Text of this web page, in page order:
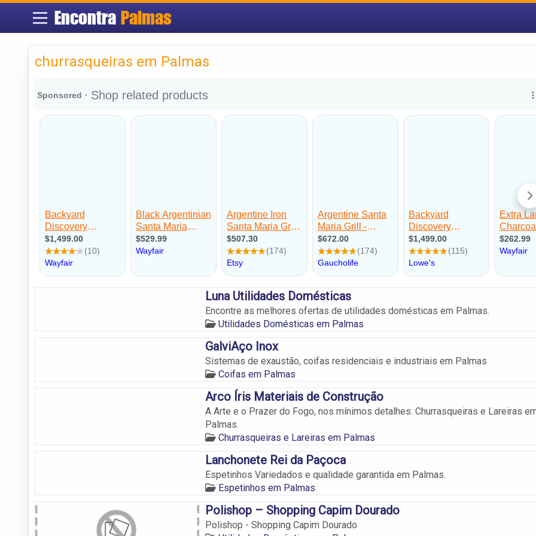
Encontra Palmas
churrasqueiras em Palmas
Luna Utilidades Domésticas
Encontre as melhores ofertas de utilidades domésticas em Palmas.
Utilidades Domésticas em Palmas
GalviAço Inox
Sistemas de exaustão, coifas residenciais e industriais em Palmas
Coifas em Palmas
Arco Íris Materiais de Construção
A Arte e o Prazer do Fogo, nos mínimos detalhes. Churrasqueiras e Lareiras
Palmas.
Churrasqueiras e Lareiras em Palmas
Lanchonete Rei da Paçoca
Espetinhos Variedados e qualidade garantida em Palmas.
Espetinhos em Palmas
Polishop – Shopping Capim Dourado
Polishop - Shopping Capim Dourado